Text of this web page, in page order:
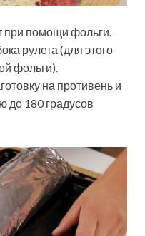
при помощи фольги.
рулета (для этого
фольги).
на противень и
до 180 градусов